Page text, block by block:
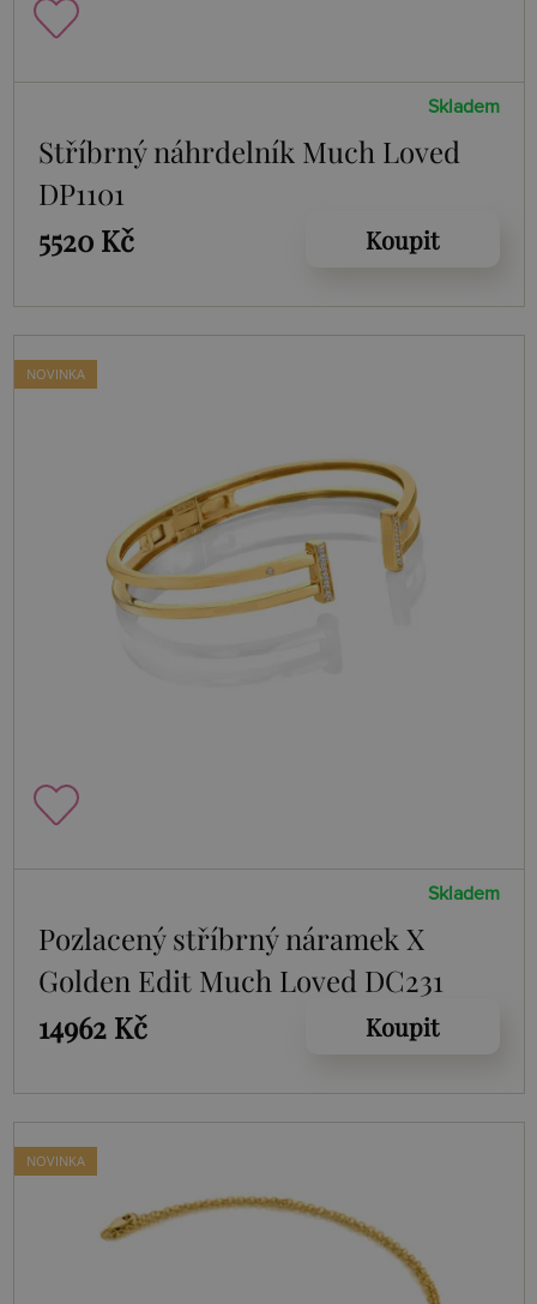
Skladem
Stříbrný náhrdelník Much Loved
DP1101
5520 Kč
Koupit
NOVINKA
Skladem
Pozlacený stříbrný náramek X
Golden Edit Much Loved DC231
14962 Kč
Koupit
NOVINKA